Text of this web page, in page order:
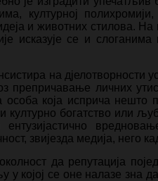
културној
и животних стилова. На
исказује се и
на дјелотворности
препричавање личних
која исприча нешто
богатство или
звијезда медија, него
да репутација
у којој се оне налазе зна